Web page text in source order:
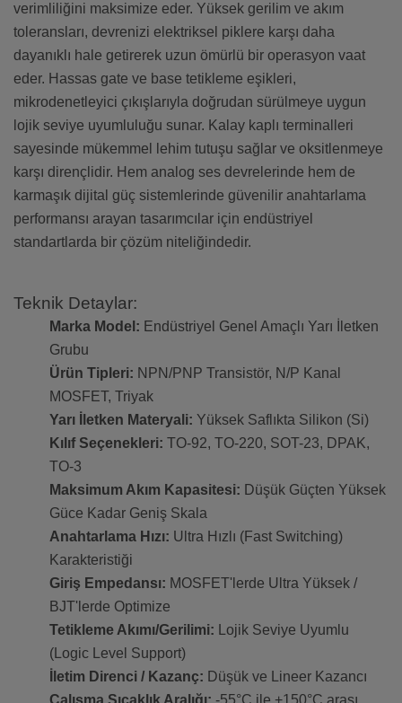
verimliliğini maksimize eder. Yüksek gerilim ve akım
toleransları, devrenizi elektriksel piklere karşı daha
dayanıklı hale getirerek uzun ömürlü bir operasyon vaat
eder. Hassas gate ve base tetikleme eşikleri,
mikrodenetleyici çıkışlarıyla doğrudan sürülmeye uygun
lojik seviye uyumluluğu sunar. Kalay kaplı terminalleri
sayesinde mükemmel lehim tutuşu sağlar ve oksitlenmeye
karşı dirençlidir. Hem analog ses devrelerinde hem de
karmaşık dijital güç sistemlerinde güvenilir anahtarlama
performansı arayan tasarımcılar için endüstriyel
standartlarda bir çözüm niteliğindedir.
Teknik Detaylar:
Marka Model: Endüstriyel Genel Amaçlı Yarı İletken
Grubu
Ürün Tipleri: NPN/PNP Transistör, N/P Kanal
MOSFET, Triyak
Yarı İletken Materyali: Yüksek Saflıkta Silikon (Si)
Kılıf Seçenekleri: TO-92, TO-220, SOT-23, DPAK,
TO-3
Maksimum Akım Kapasitesi: Düşük Güçten Yüksek
Güce Kadar Geniş Skala
Anahtarlama Hızı: Ultra Hızlı (Fast Switching)
Karakteristiği
Giriş Empedansı: MOSFET'lerde Ultra Yüksek /
BJT'lerde Optimize
Tetikleme Akımı/Gerilimi: Lojik Seviye Uyumlu
(Logic Level Support)
İletim Direnci / Kazanç: Düşük ve Lineer Kazancı
Çalışma Sıcaklık Aralığı: -55°C ile +150°C arası